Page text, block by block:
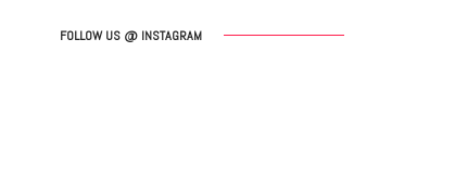
FOLLOW US @ INSTAGRAM